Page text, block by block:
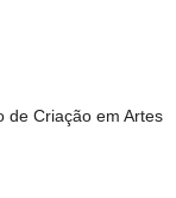
de Criação em Artes